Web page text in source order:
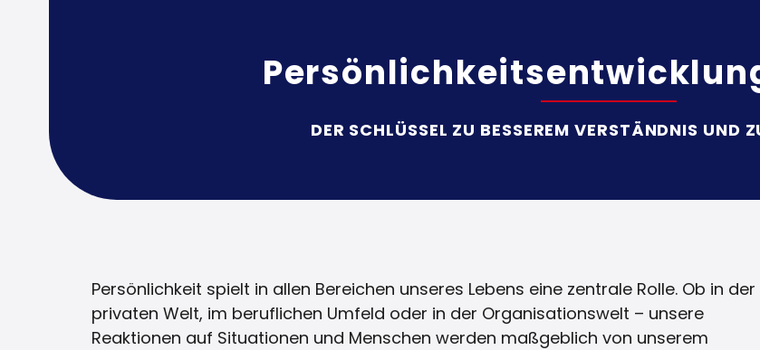
DER SCHLÜSSEL ZU BESSEREM VERSTÄNDNIS UND
Persönlichkeit spielt in allen Bereichen unseres Lebens eine zentrale Rolle. Ob in der
privaten Welt, im beruflichen Umfeld oder in der Organisationswelt – unsere
Reaktionen auf Situationen und Menschen werden maßgeblich von unserem